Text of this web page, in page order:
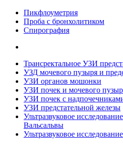
Пикфлоуметрия
Проба с бронхолитиком
Спирография
Трансректальное УЗИ
УЗД мочевого пузыря и
УЗИ органов мошонки
УЗИ почек и мочевого
УЗИ почек с
УЗИ предстательной железы
Ультразвуковое
Вальсальвы
Ультразвуковое